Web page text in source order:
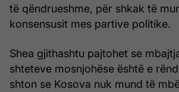
të qëndrueshme, për shkak të
konsensusit mes partive politike.
Shea gjithashtu pajtohet se
shteteve mosnjohëse është e
shton se Kosova nuk mund të